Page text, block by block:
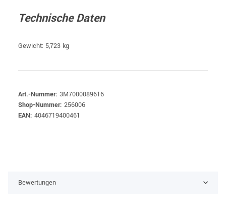
Technische Daten
Gewicht: 5,723 kg
Art.-Nummer: 3M7000089616
Shop-Nummer: 256006
EAN: 4046719400461
Bewertungen